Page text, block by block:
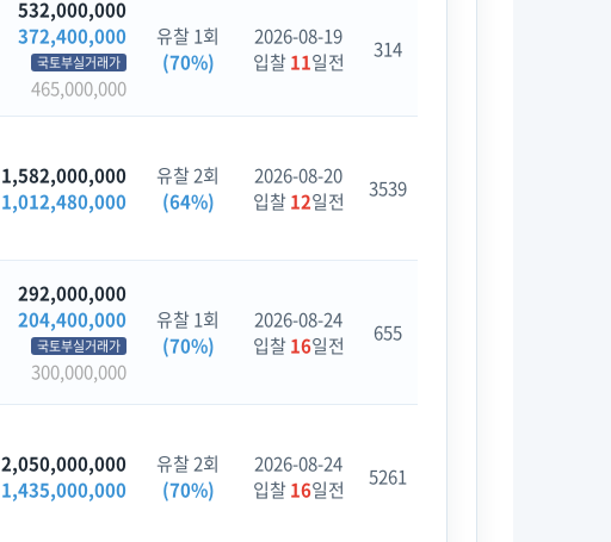
532,000,000
372,400,000
국토부실거래가
465,000,000
유찰 1회
(70%)
2026-08-19
입찰11일전 314
1,582,000,000
1,012,480,000
유찰 2회
(64%)
2026-08-20
입찰12일전 3539
292,000,000
204,400,000
국토부실거래가
300,000,000
유찰 1회
(70%)
2026-08-24
입찰16일전 655
2,050,000,000
1,435,000,000
유찰 2회
(70%)
2026-08-24
입찰16일전 5261